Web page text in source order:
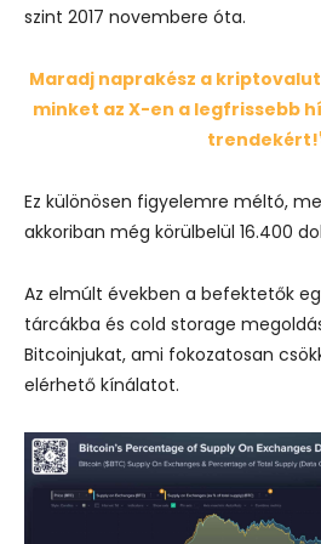
szint 2017 novembere óta.
Maradj naprakész a
minket az X-en a legfrissebb
Ez különösen figyelemre méltó,
akkoriban még körülbelül 16.400
Az elmúlt években a befektetők
tárcákba és cold storage
Bitcoinjukat, ami fokozatosan
elérhető kínálatot.